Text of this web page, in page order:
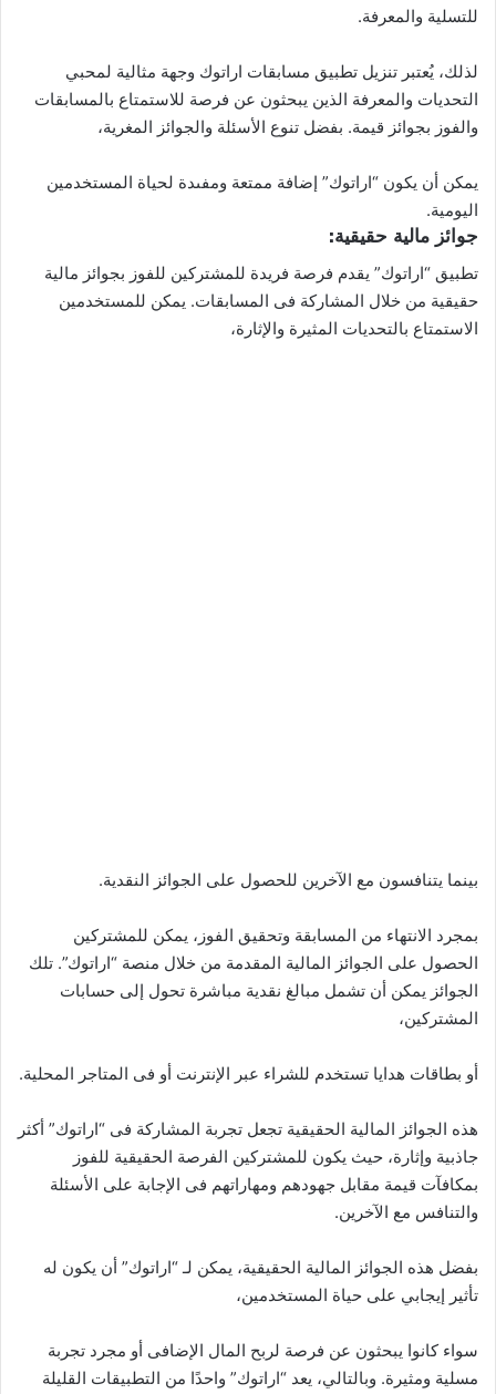
للتسلية والمعرفة.
لذلك، يُعتبر تنزيل تطبيق مسابقات اراتوك وجهة مثالية لمحبي
التحديات والمعرفة الذين يبحثون عن فرصة للاستمتاع بالمسابقات
والفوز بجوائز قيمة. بفضل تنوع الأسئلة والجوائز المغرية،
يمكن أن يكون “اراتوك” إضافة ممتعة ومفىدة لحياة المستخدمين
اليومية.
جوائز مالية حقيقية:
تطبيق “اراتوك” يقدم فرصة فريدة للمشتركين للفوز بجوائز مالية
حقيقية من خلال المشاركة فى المسابقات. يمكن للمستخدمين
الاستمتاع بالتحديات المثيرة والإثارة،
بينما يتنافسون مع الآخرين للحصول على الجوائز النقدية.
بمجرد الانتهاء من المسابقة وتحقيق الفوز، يمكن للمشتركين
الحصول على الجوائز المالية المقدمة من خلال منصة “اراتوك”. تلك
الجوائز يمكن أن تشمل مبالغ نقدية مباشرة تحول إلى حسابات
المشتركين،
أو بطاقات هدايا تستخدم للشراء عبر الإنترنت أو فى المتاجر المحلية.
هذه الجوائز المالية الحقيقية تجعل تجربة المشاركة فى “اراتوك” أكثر
جاذبية وإثارة، حيث يكون للمشتركين الفرصة الحقيقية للفوز
بمكافآت قيمة مقابل جهودهم ومهاراتهم فى الإجابة على الأسئلة
والتنافس مع الآخرين.
بفضل هذه الجوائز المالية الحقيقية، يمكن لـ “اراتوك” أن يكون له
تأثير إيجابي على حياة المستخدمين،
سواء كانوا يبحثون عن فرصة لربح المال الإضافى أو مجرد تجربة
مسلية ومثيرة. وبالتالي، يعد “اراتوك” واحدًا من التطبيقات القليلة